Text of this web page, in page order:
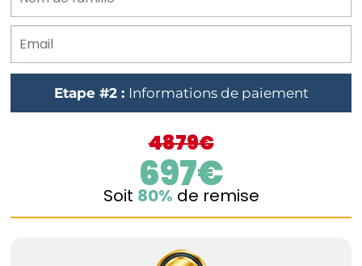
Etape #2 : Informations de paiement
4879€
697€
Soit 80% de remise